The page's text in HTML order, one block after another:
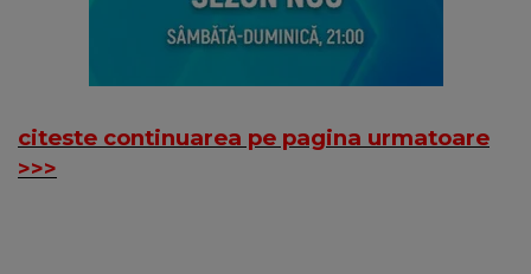
citeste continuarea pe pagina urmatoare
>>>